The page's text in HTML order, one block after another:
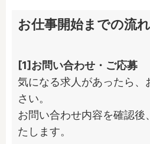
お仕事開始までの流れ
[1]お問い合わせ・ご応募
気になる求人があったら、
さい。
お問い合わせ内容を確認後
たします。